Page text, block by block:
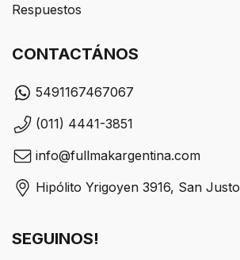
Respuestos
CONTACTÁNOS
5491167467067
(011) 4441-3851
info@fullmakargentina.com
Hipólito Yrigoyen 3916, San Justo
SEGUINOS!